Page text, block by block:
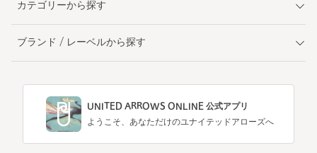
カテゴリーから探す
ブランド / レーベルから探す
UNITED ARROWS ONLINE 公式アプリ
ようこそ、あなただけのユナイテッドアローズへ